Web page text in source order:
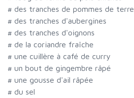
# des tranches de pommes de terre
# des tranches d'aubergines
# des tranches d'oignons
# de la coriandre fraîche
# une cuillère à café de curry
# un bout de gingembre râpé
# une gousse d'ail râpée
# du sel